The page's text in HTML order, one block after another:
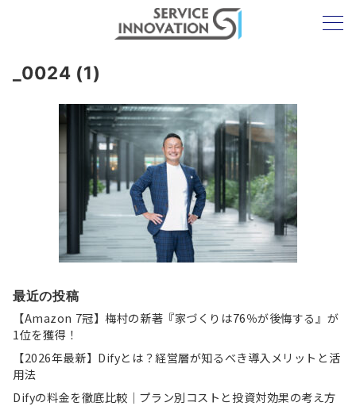
_0024 (1)
最近の投稿
【Amazon 7冠】梅村の新著『家づくりは76％が後悔する』が
1位を獲得！
【2026年最新】Difyとは？経営層が知るべき導入メリットと活
用法
Difyの料金を徹底比較｜プラン別コストと投資対効果の考え方